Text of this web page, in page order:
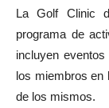
La Golf Clinic
programa de
incluyen
los miembros en
de los mismos.